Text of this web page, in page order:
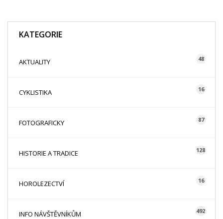
KATEGORIE
AKTUALITY 48
CYKLISTIKA 16
FOTOGRAFICKY 87
HISTORIE A TRADICE 128
HOROLEZECTVÍ 16
INFO NÁVŠTĚVNÍKŮM 492